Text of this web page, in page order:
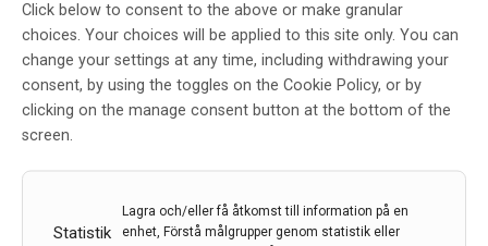
Click below to consent to the above or make granular
choices. Your choices will be applied to this site only. You can
change your settings at any time, including withdrawing your
consent, by using the toggles on the Cookie Policy, or by
clicking on the manage consent button at the bottom of the
screen.
Statistik
Lagra och/eller få åtkomst till information på en
enhet, Förstå målgrupper genom statistik eller